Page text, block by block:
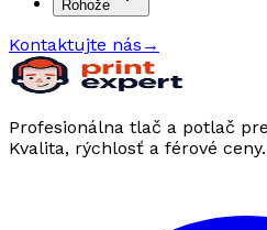
Rohože
Kontaktujte nás →
Profesionálna tlač a potlač
Kvalita, rýchlosť a férové ceny.